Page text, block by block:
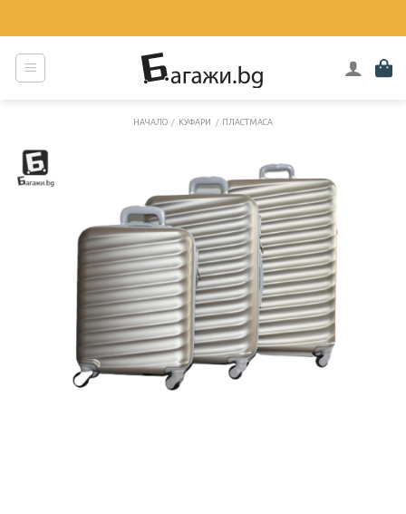
to
content
НАЧАЛО / КУФАРИ / ПЛАСТМАСА